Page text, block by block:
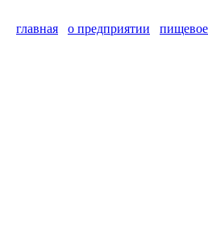
главная о предприятии